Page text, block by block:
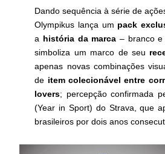
Dando sequência à série de
Olympikus lança um pack
a história da marca – branco e
simboliza um marco de seu
apenas novas combinações
de item colecionável entre
lovers; percepção confirmada
(Year in Sport) do Strava, que
brasileiros por dois anos